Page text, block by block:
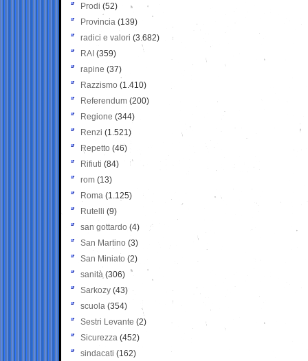
Prodi (52)
Provincia (139)
radici e valori (3.682)
RAI (359)
rapine (37)
Razzismo (1.410)
Referendum (200)
Regione (344)
Renzi (1.521)
Repetto (46)
Rifiuti (84)
rom (13)
Roma (1.125)
Rutelli (9)
san gottardo (4)
San Martino (3)
San Miniato (2)
sanità (306)
Sarkozy (43)
scuola (354)
Sestri Levante (2)
Sicurezza (452)
sindacati (162)